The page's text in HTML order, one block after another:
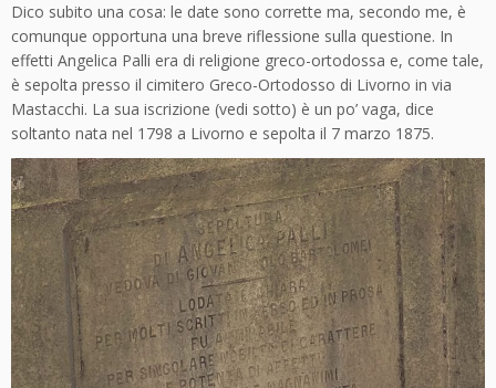
Dico subito una cosa: le date sono corrette ma, secondo me, è
comunque opportuna una breve riflessione sulla questione. In
effetti Angelica Palli era di religione greco-ortodossa e, come tale,
è sepolta presso il cimitero Greco-Ortodosso di Livorno in via
Mastacchi. La sua iscrizione (vedi sotto) è un po’ vaga, dice
soltanto nata nel 1798 a Livorno e sepolta il 7 marzo 1875.